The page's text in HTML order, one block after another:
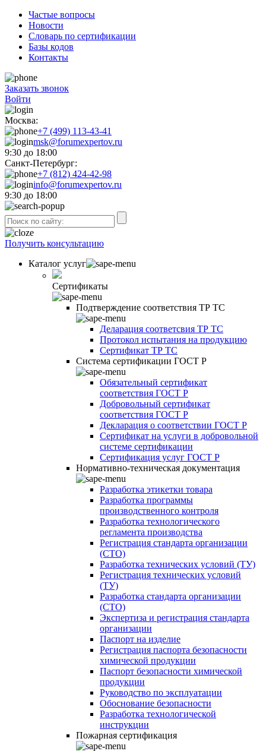
Частые вопросы
Новости
Словарь по сертификации
Базы кодов
Контакты
Заказать звонок
Войти
Москва:
+7 (499) 113-43-41
msk@forumexpertov.ru
9:30 до 18:00
Санкт-Петербург:
+7 (812) 424-42-98
info@forumexpertov.ru
9:30 до 18:00
Получить консультацию
Каталог услуг
Сертификаты
Подтверждение соответствия ТР ТС
Деларация соответсвия ТР ТС
Протокол испытания на продукцию
Сертификат ТР ТС
Система сертификации ГОСТ Р
Обязательный сертификат
соответствия ГОСТ Р
Добровольный сертификат
соответствия ГОСТ Р
Декларация о соответствии ГОСТ Р
Сертификат на услуги в добровольной
системе сертификации
Сертификация услуг ГОСТ Р
Нормативно-техническая документация
Разработка этикетки товара
Разработка программы
производственного контроля
Разработка технологического
регламента производства
Регистрация стандарта организации
(СТО)
Разработка технических условий (ТУ)
Регистрация технических условий
(ТУ)
Разработка стандарта организации
(СТО)
Экспертиза и регистрация стандарта
организации
Паспорт на изделие
Регистрация паспорта безопасности
химической продукции
Паспорт безопасности химической
продукции
Руководство по эксплуатации
Обоснование безопасности
Разработка технологической
инструкции
Пожарная сертификация